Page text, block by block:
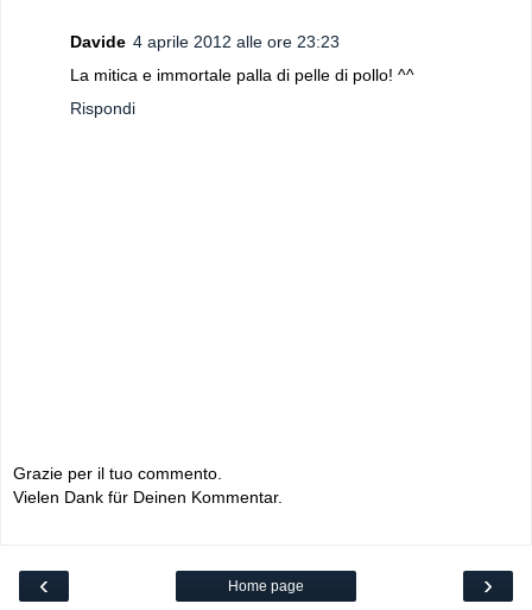
Davide 4 aprile 2012 alle ore 23:23
La mitica e immortale palla di pelle di pollo! ^^
Rispondi
Grazie per il tuo commento.
Vielen Dank für Deinen Kommentar.
‹ ›
Home page